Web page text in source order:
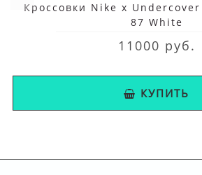
Кроссовки Nike x
87 White
11000 руб.
КУПИТЬ